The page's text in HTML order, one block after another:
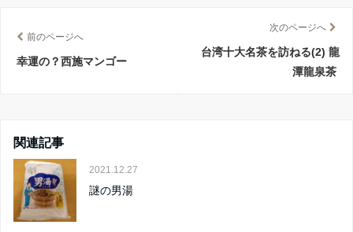
前のページへ
幸運の？西施マンゴー
次のページへ
台湾十大名茶を訪ねる(2) 龍
潭龍泉茶
関連記事
2021.12.27
謎の男湯